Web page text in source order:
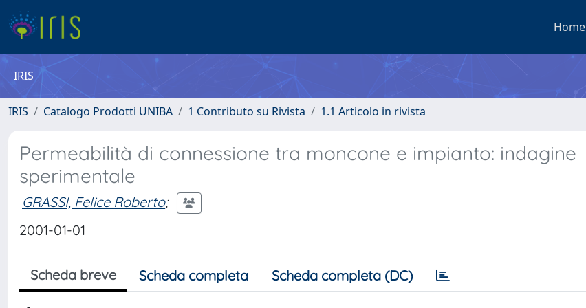
Home
IRIS
IRIS Catalogo Prodotti UNIBA 1 Contributo su Rivista 1.1 Articolo in rivista
Permeabilità di connessione tra moncone e impianto: indagine
sperimentale
GRASSI, Felice Roberto;
2001-01-01
Scheda breve Scheda completa Scheda completa (DC)